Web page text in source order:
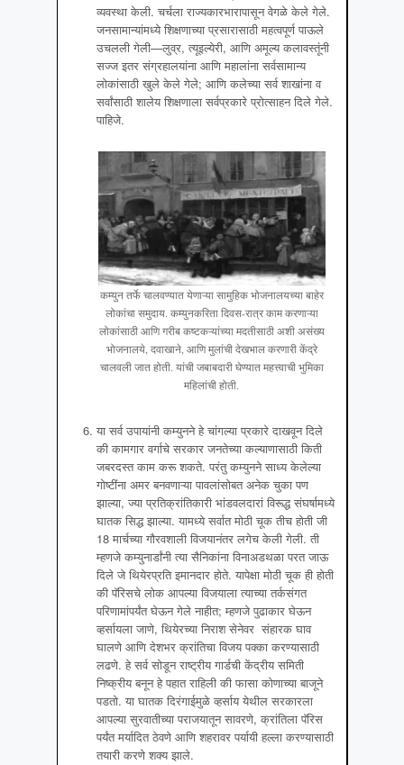
व्यवस्था केली. चर्चला राज्यकारभारापासून वेगळे केले गेले.
जनसामान्यांमध्ये शिक्षणाच्या प्रसारासाठी महत्वपूर्ण पाऊले
उचलली गेली—लुव्र, त्यूइल्येरी, आणि अमूल्य कलावस्तूंनी
सज्ज इतर संग्रहालयांना आणि महालांना सर्वसामान्य
लोकांसाठी खुले केले गेले; आणि कलेच्या सर्व शाखांना व
सर्वांसाठी शालेय शिक्षणाला सर्वप्रकारे प्रोत्साहन दिले गेले.
पाहिजे.
कम्युन तर्फे चालवण्यात येणाऱ्या सामुहिक भोजनालयच्या बाहेर
लोकांचा समुदाय. कम्युनकरिता दिवस-रात्र काम करणाऱ्या
लोकांसाठी आणि गरीब कष्टकऱ्यांच्या मदतीसाठी अशी असंख्य
भोजनालये, दवाखाने, आणि मुलांची देखभाल करणारी केंद्रे
चालवली जात होती. यांची जबाबदारी घेण्यात महत्त्वाची भुमिका
महिलांची होती.
या सर्व उपायांनी कम्युनने हे चांगल्या प्रकारे दाखवून दिले
की कामगार वर्गाचे सरकार जनतेच्या कल्याणासाठी किती
जबरदस्त काम करू शकते. परंतु कम्युनने साध्य केलेल्या
गोष्टींना अमर बनवणाऱ्या पावलांसोबत अनेक चुका पण
झाल्या, ज्या प्रतिक्रांतिकारी भांडवलदारां विरूद्ध संघर्षामध्ये
घातक सिद्ध झाल्या. यामध्ये सर्वात मोठी चूक तीच होती जी
18 मार्चच्या गौरवशाली विजयानंतर लगेच केली गेली. ती
म्हणजे कम्युनार्डांनी त्या सैनिकांना विनाअडथळा परत जाऊ
दिले जे थियेरप्रति इमानदार होते. यापेक्षा मोठी चूक ही होती
की पॅरिसचे लोक आपल्या विजयाला त्याच्या तर्कसंगत
परिणामांपर्यंत घेऊन गेले नाहीत; म्हणजे पुढाकार घेऊन
व्हर्सायला जाणे, थियेरच्या निराश सेनेवर संहारक घाव
घालणे आणि देशभर क्रांतिचा विजय पक्का करण्यासाठी
लढणे. हे सर्व सोडून राष्ट्रीय गार्डची केंद्रीय समिती
निष्क्रीय बनून हे पहात राहिली की फासा कोणाच्या बाजूने
पडतो. या घातक दिरंगाईमुळे व्हर्साय येथील सरकारला
आपल्या सुरवातीच्या पराजयातून सावरणे, क्रांतिला पॅरिस
पर्यंत मर्यादित ठेवणे आणि शहरावर पर्यायी हल्ला करण्यासाठी
तयारी करणे शक्य झाले.